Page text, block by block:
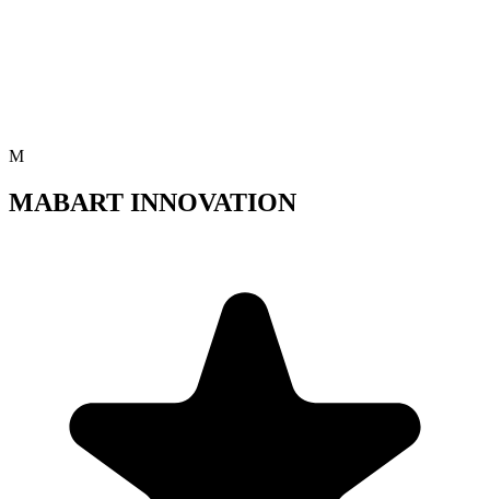
M
MABART INNOVATION